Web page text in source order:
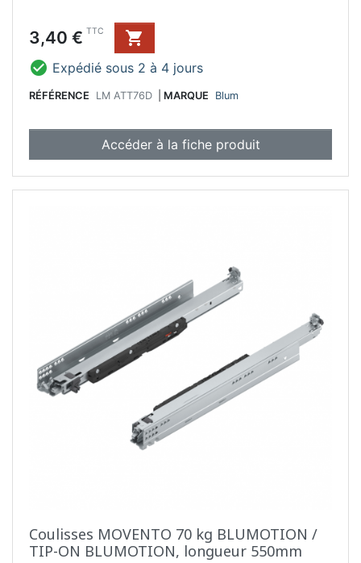
Prix
3,40 € TTC

 Expédié sous 2 à 4 jours
RÉFÉRENCE LM ATT76D MARQUE Blum
Accéder à la fiche produit
Coulisses MOVENTO 70 kg BLUMOTION /
TIP-ON BLUMOTION, longueur 550mm